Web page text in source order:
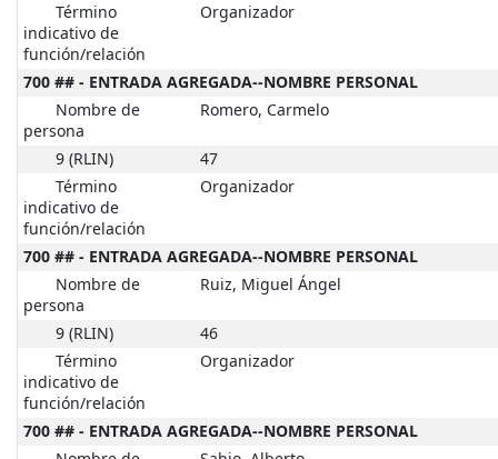
Término
indicativo de
función/relación
Organizador
700 ## - ENTRADA AGREGADA--NOMBRE PERSONAL
Nombre de
persona
Romero, Carmelo
9 (RLIN)
47
Término
indicativo de
función/relación
Organizador
700 ## - ENTRADA AGREGADA--NOMBRE PERSONAL
Nombre de
persona
Ruiz, Miguel Ángel
9 (RLIN)
46
Término
indicativo de
función/relación
Organizador
700 ## - ENTRADA AGREGADA--NOMBRE PERSONAL